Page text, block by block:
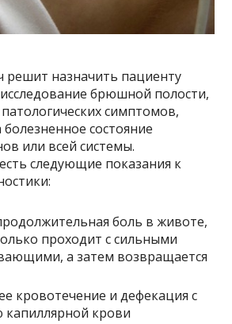
решит назначить пациенту
брюшной полости,
симптомов,
состояние
или всей системы.
следующие показания к
боль в животе,
проходит с сильными
а затем возвращается
кровотечение и дефекация с
крови